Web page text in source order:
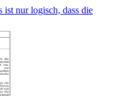
ist nur logisch, dass die